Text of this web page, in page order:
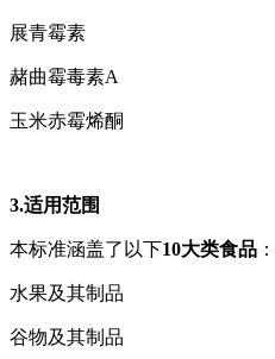
展青霉素
赭曲霉毒素A
玉米赤霉烯酮
3.适用范围
本标准涵盖了以下10大类食品 ：
水果及其制品
谷物及其制品